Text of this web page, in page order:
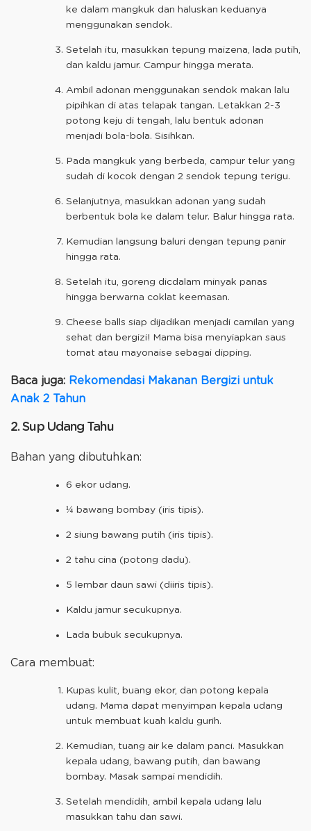
ke dalam mangkuk dan haluskan keduanya
menggunakan sendok.
Setelah itu, masukkan tepung maizena, lada putih,
dan kaldu jamur. Campur hingga merata.
Ambil adonan menggunakan sendok makan lalu
pipihkan di atas telapak tangan. Letakkan 2-3
potong keju di tengah, lalu bentuk adonan
menjadi bola-bola. Sisihkan.
Pada mangkuk yang berbeda, campur telur yang
sudah di kocok dengan 2 sendok tepung terigu.
Selanjutnya, masukkan adonan yang sudah
berbentuk bola ke dalam telur. Balur hingga rata.
Kemudian langsung baluri dengan tepung panir
hingga rata.
Setelah itu, goreng dicdalam minyak panas
hingga berwarna coklat keemasan.
Cheese balls siap dijadikan menjadi camilan yang
sehat dan bergizi! Mama bisa menyiapkan saus
tomat atau mayonaise sebagai dipping.
Baca juga: Rekomendasi Makanan Bergizi untuk
Anak 2 Tahun
2. Sup Udang Tahu
Bahan yang dibutuhkan:
6 ekor udang.
¼ bawang bombay (iris tipis).
2 siung bawang putih (iris tipis).
2 tahu cina (potong dadu).
5 lembar daun sawi (diiris tipis).
Kaldu jamur secukupnya.
Lada bubuk secukupnya.
Cara membuat:
Kupas kulit, buang ekor, dan potong kepala
udang. Mama dapat menyimpan kepala udang
untuk membuat kuah kaldu gurih.
Kemudian, tuang air ke dalam panci. Masukkan
kepala udang, bawang putih, dan bawang
bombay. Masak sampai mendidih.
Setelah mendidih, ambil kepala udang lalu
masukkan tahu dan sawi.